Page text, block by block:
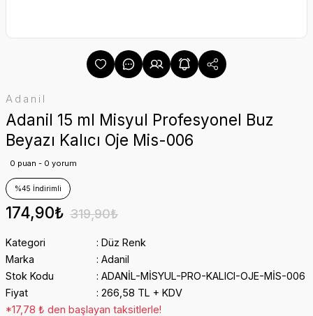
Adanil
Adanil 15 ml Misyul Profesyonel Buz
Beyazı Kalıcı Oje Mis-006
0 puan - 0 yorum
%45 İndirimli
174,90₺ 319,90₺
Kategori
Düz Renk
Marka
Adanil
Stok Kodu
ADANİL-MİSYUL-PRO-KALICI-OJE-MİS-006
Fiyat
266,58 TL + KDV
*17,78 ₺ den başlayan taksitlerle!